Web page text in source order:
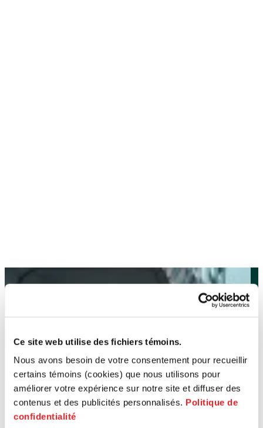
Ce site web utilise des fichiers témoins.
Nous avons besoin de votre consentement pour recueillir
certains témoins (cookies) que nous utilisons pour
améliorer votre expérience sur notre site et diffuser des
contenus et des publicités personnalisés. Politique de
confidentialité